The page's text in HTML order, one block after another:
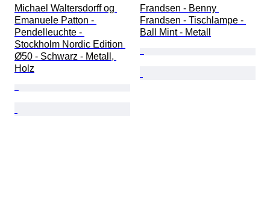
Michael Waltersdorff og
Emanuele Patton -
Pendelleuchte -
Stockholm Nordic Edition
Ø50 - Schwarz - Metall,
Holz
Frandsen - Benny
Frandsen - Tischlampe -
Ball Mint - Metall